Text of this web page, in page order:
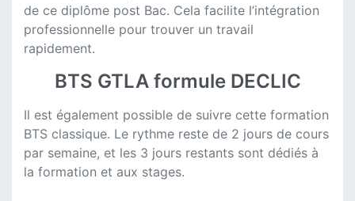
de ce diplôme post Bac. Cela facilite l’intégration
professionnelle pour trouver un travail
rapidement.
BTS GTLA formule DECLIC
Il est également possible de suivre cette formation
BTS classique. Le rythme reste de 2 jours de cours
par semaine, et les 3 jours restants sont dédiés à
la formation et aux stages.